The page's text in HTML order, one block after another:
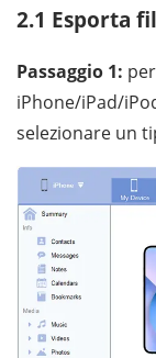
2.1 Esporta
Passaggio 1:
iPhone/iPad/
selezionare un